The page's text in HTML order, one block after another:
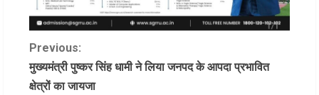
C
o
Previous:
मुख्यमंत्री पुष्कर सिंह धामी ने लिया जनपद के आपदा प्रभावित
क्षेत्रों का जायजा